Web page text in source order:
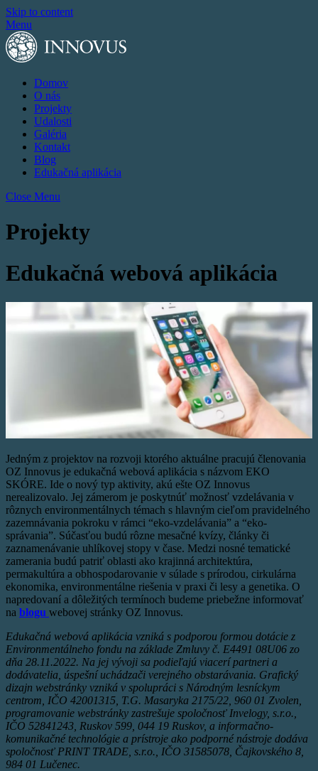
Skip to content
Menu
Domov
O nás
Projekty
Udalosti
Galéria
Kontakt
Blog
Edukačná aplikácia
Close Menu
Projekty
Edukačná webová aplikácia
Jedným z projektov na rozvoji ktorého aktuálne pracujú členovania
OZ Innovus je edukačná webová aplikácia s názvom EKO
SKÓRE. Ide o nový typ aktivity, akú ešte OZ Innovus
nerealizovalo. Jej zámerom je poskytnúť možnosť vzdelávania v
rôznych environmentálnych témach s hlavným cieľom pravidelného
zazemnávania pokroku v rámci “eko-vzdelávania” a “eko-
správania”. Súčasťou budú rôzne mesačné kvízy, články či
zaznamenávanie uhlíkovej stopy v čase. Medzi nosné tematické
zamerania budú patriť oblasti ako krajinná architektúra,
permakultúra a obhospodarovanie v súlade s prírodou, cirkulárna
ekonomika, environmentálne riešenia v praxi či lesy a genetika. O
napredovaní a dôležitých termínoch budeme priebežne informovať
na blogu webovej stránky OZ Innovus.
Edukačná webová aplikácia vzniká s podporou formou dotácie z
Environmentálneho fondu na základe Zmluvy č. E4491 08U06 zo
dňa 28.11.2022. Na jej vývoji sa podieľajú viacerí partneri a
dodávatelia, úspešní uchádzači verejného obstarávania. Grafický
dizajn webstránky vzniká v spolupráci s Národným lesníckym
centrom, IČO 42001315, T.G. Masaryka 2175/22, 960 01 Zvolen,
programovanie webstránky zastrešuje spoločnosť Invelogy, s.r.o.,
IČO 52841243, Ruskov 599, 044 19 Ruskov, a informačno-
komunikačné technológie a prístroje ako podporné nástroje dodáva
spoločnosť PRINT TRADE, s.r.o., IČO 31585078, Čajkovského 8,
984 01 Lučenec.